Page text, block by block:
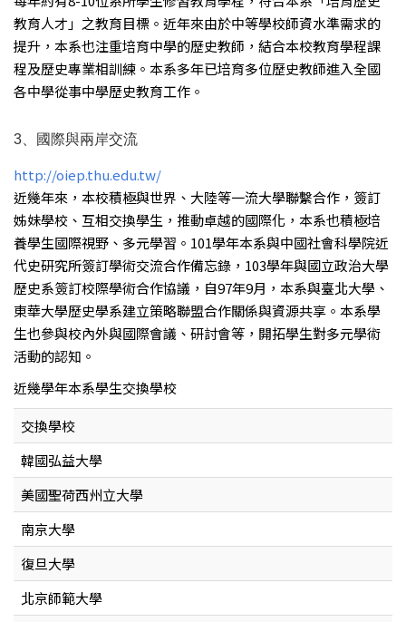
教育人才」之教育目標。近年來由於中等學校師資水準需求的
提升，本系也注重培育中學的歷史教師，結合本校教育學程課
程及歷史專業相訓練。本系多年已培育多位歷史教師進入全國
各中學從事中學歷史教育工作。
3、國際與兩岸交流
http://oiep.thu.edu.tw/
近幾年來，本校積極與世界、大陸等一流大學聯繫合作，簽訂
姊妹學校、互相交換學生，推動卓越的國際化，本系也積極培
養學生國際視野、多元學習。101學年本系與中國社會科學院近
代史研究所簽訂學術交流合作備忘錄，103學年與國立政治大學
歷史系簽訂校際學術合作協議，自97年9月，本系與臺北大學、
東華大學歷史學系建立策略聯盟合作關係與資源共享。本系學
生也參與校內外與國際會議、研討會等，開拓學生對多元學術
活動的認知。
近幾學年本系學生交換學校
交換學校
韓國弘益大學
美國聖荷西州立大學
南京大學
復旦大學
北京師範大學